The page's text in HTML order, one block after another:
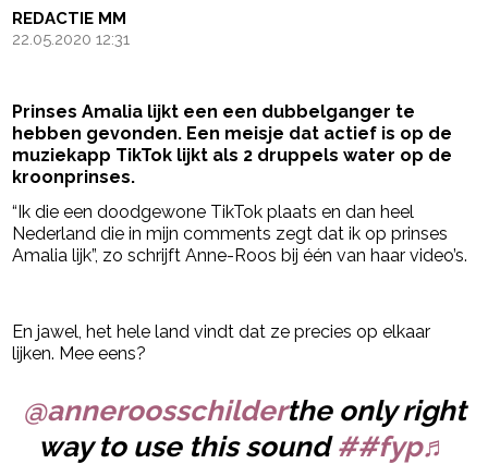
REDACTIE MM
22.05.2020 12:31
Prinses Amalia lijkt een een dubbelganger te
hebben gevonden. Een meisje dat actief is op de
muziekapp TikTok lijkt als 2 druppels water op de
kroonprinses.
“Ik die een doodgewone TikTok plaats en dan heel
Nederland die in mijn comments zegt dat ik op prinses
Amalia lijk”, zo schrijft Anne-Roos bij één van haar video’s.
En jawel, het hele land vindt dat ze precies op elkaar
lijken. Mee eens?
@anneroosschilderthe only right
way to use this sound##fyp♬